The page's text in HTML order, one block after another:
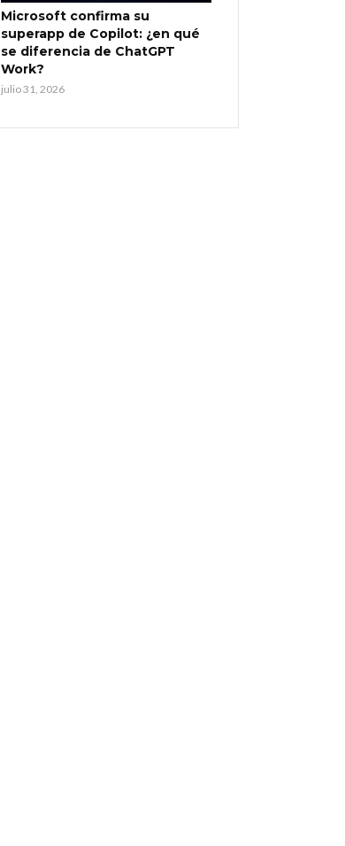
Microsoft confirma su
superapp de Copilot: ¿en qué
se diferencia de ChatGPT
Work?
julio 31, 2026